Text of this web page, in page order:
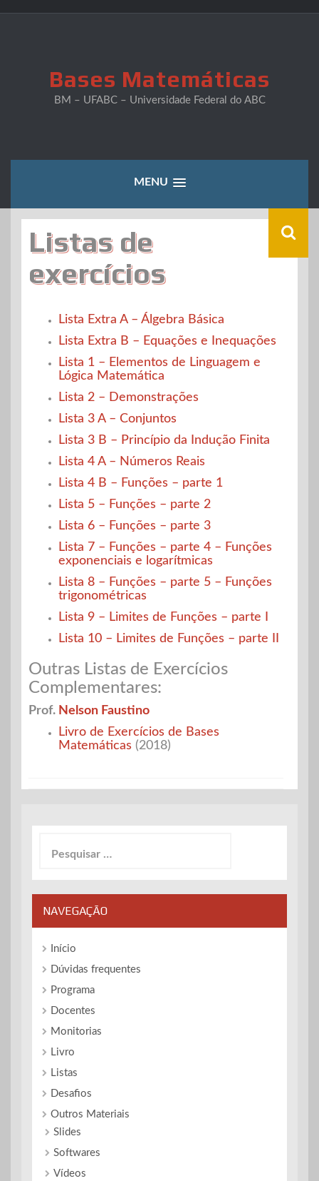
Bases Matemáticas
BM – UFABC – Universidade Federal do ABC
MENU
Listas de
exercícios
Lista Extra A – Álgebra Básica
Lista Extra B – Equações e Inequações
Lista 1 – Elementos de Linguagem e
Lógica Matemática
Lista 2 – Demonstrações
Lista 3 A – Conjuntos
Lista 3 B – Princípio da Indução Finita
Lista 4 A – Números Reais
Lista 4 B – Funções – parte 1
Lista 5 – Funções – parte 2
Lista 6 – Funções – parte 3
Lista 7 – Funções – parte 4 – Funções
exponenciais e logarítmicas
Lista 8 – Funções – parte 5 – Funções
trigonométricas
Lista 9 – Limites de Funções – parte I
Lista 10 – Limites de Funções – parte II
Outras Listas de Exercícios
Complementares:
Prof. Nelson Faustino
Livro de Exercícios de Bases
Matemáticas (2018)
por:
NAVEGAÇÃO
Início
Dúvidas frequentes
Programa
Docentes
Monitorias
Livro
Listas
Desafios
Outros Materiais
Slides
Softwares
Vídeos